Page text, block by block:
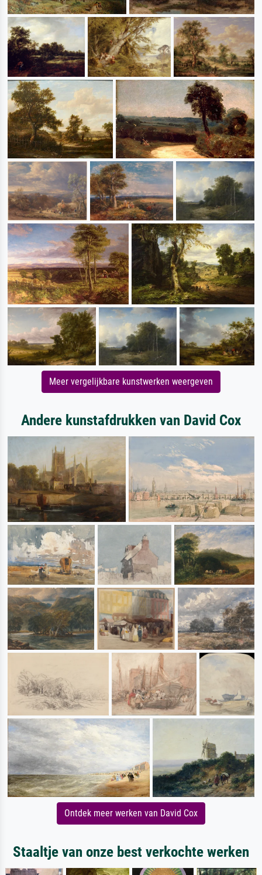
Meer vergelijkbare kunstwerken weergeven
Andere kunstafdrukken van David Cox
Ontdek meer werken van David Cox
Staaltje van onze best verkochte werken